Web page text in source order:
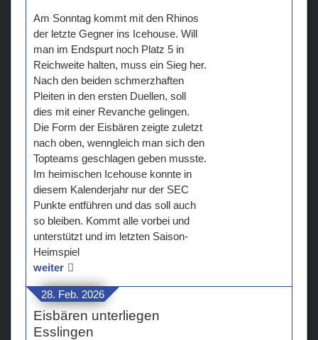
Am Sonntag kommt mit den Rhinos
der letzte Gegner ins Icehouse. Will
man im Endspurt noch Platz 5 in
Reichweite halten, muss ein Sieg her.
Nach den beiden schmerzhaften
Pleiten in den ersten Duellen, soll
dies mit einer Revanche gelingen.
Die Form der Eisbären zeigte zuletzt
nach oben, wenngleich man sich den
Topteams geschlagen geben musste.
Im heimischen Icehouse konnte in
diesem Kalenderjahr nur der SEC
Punkte entführen und das soll auch
so bleiben. Kommt alle vorbei und
unterstützt und im letzten Saison-
Heimspiel
weiter
28. Feb. 2026
Eisbären unterliegen
Esslingen